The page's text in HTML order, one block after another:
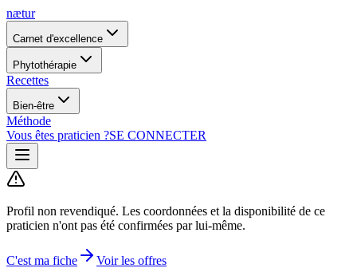
nætur
Carnet d'excellence
Phytothérapie
Recettes
Bien-être
Méthode
Vous êtes praticien ?SE CONNECTER
Profil non revendiqué. Les coordonnées et la disponibilité de ce
praticien n'ont pas été confirmées par lui-même.
C'est ma fiche
Voir les offres